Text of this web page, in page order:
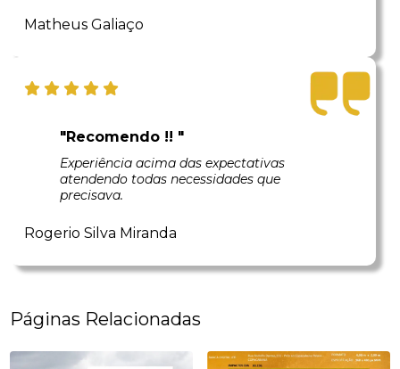
Matheus Galiaço
"Recomendo !! "
Experiência acima das expectativas
atendendo todas necessidades que
precisava.
Rogerio Silva Miranda
Páginas Relacionadas